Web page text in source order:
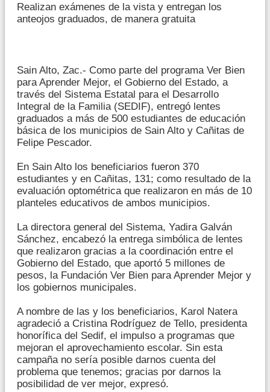
Realizan exámenes de la vista y entregan los
anteojos graduados, de manera gratuita
Sain Alto, Zac.- Como parte del programa Ver Bien
para Aprender Mejor, el Gobierno del Estado, a
través del Sistema Estatal para el Desarrollo
Integral de la Familia (SEDIF), entregó lentes
graduados a más de 500 estudiantes de educación
básica de los municipios de Sain Alto y Cañitas de
Felipe Pescador.
En Sain Alto los beneficiarios fueron 370
estudiantes y en Cañitas, 131; como resultado de la
evaluación optométrica que realizaron en más de 10
planteles educativos de ambos municipios.
La directora general del Sistema, Yadira Galván
Sánchez, encabezó la entrega simbólica de lentes
que realizaron gracias a la coordinación entre el
Gobierno del Estado, que aportó 5 millones de
pesos, la Fundación Ver Bien para Aprender Mejor y
los gobiernos municipales.
A nombre de las y los beneficiarios, Karol Natera
agradeció a Cristina Rodríguez de Tello, presidenta
honorífica del Sedif, el impulso a programas que
mejoran el aprovechamiento escolar. Sin esta
campaña no sería posible darnos cuenta del
problema que tenemos; gracias por darnos la
posibilidad de ver mejor, expresó.